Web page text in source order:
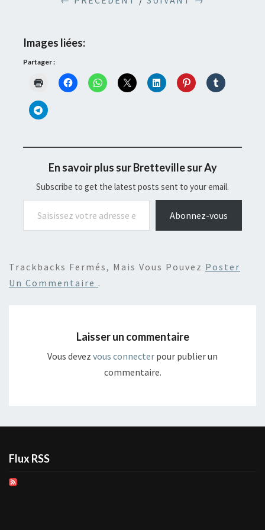
Images liées:
Partager :
En savoir plus sur Bretteville sur Ay
Subscribe to get the latest posts sent to your email.
Saisissez votre adresse e-mail…
Abonnez-vous
Trackbacks Fermés, Mais Vous Pouvez Poster
Un Commentaire .
Laisser un commentaire
Vous devez vous connecter pour publier un
commentaire.
Flux RSS